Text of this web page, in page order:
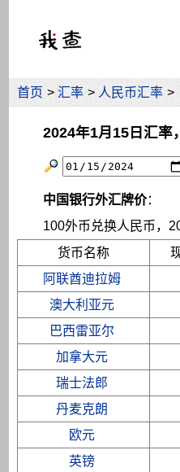
首页 > 汇率 > 人民币汇率 >
2024年1月15日汇率
中国银行外汇牌价：
100外币兑换人民币，
货币名称
阿联酋迪拉姆
澳大利亚元
巴西雷亚尔
加拿大元
瑞士法郎
丹麦克朗
欧元
英镑